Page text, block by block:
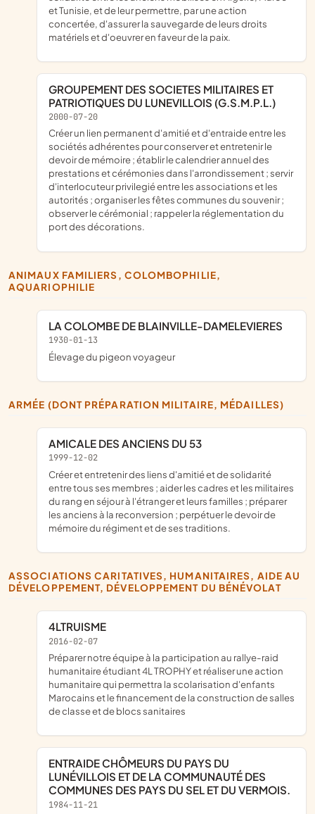
et Tunisie, et de leur permettre, par une action
concertée, d'assurer la sauvegarde de leurs droits
matériels et d'oeuvrer en faveur de la paix.
GROUPEMENT DES SOCIETES MILITAIRES ET
PATRIOTIQUES DU LUNEVILLOIS (G.S.M.P.L.)
2000-07-20
Créer un lien permanent d'amitié et d'entraide entre les
sociétés adhérentes pour conserver et entretenir le
devoir de mémoire ; établir le calendrier annuel des
prestations et cérémonies dans l'arrondissement ; servir
d'interlocuteur privilegié entre les associations et les
autorités ; organiser les fêtes communes du souvenir ;
observer le cérémonial ; rappeler la réglementation du
port des décorations.
ANIMAUX FAMILIERS, COLOMBOPHILIE,
AQUARIOPHILIE
LA COLOMBE DE BLAINVILLE-DAMELEVIERES
1930-01-13
élevage du pigeon voyageur
ARMÉE (DONT PRÉPARATION MILITAIRE, MÉDAILLES)
AMICALE DES ANCIENS DU 53
1999-12-02
Créer et entretenir des liens d'amitié et de solidarité
entre tous ses membres ; aider les cadres et les militaires
du rang en séjour à l'étranger et leurs familles ; préparer
les anciens à la reconversion ; perpétuer le devoir de
mémoire du régiment et de ses traditions.
ASSOCIATIONS CARITATIVES, HUMANITAIRES, AIDE AU
DÉVELOPPEMENT, DÉVELOPPEMENT DU BÉNÉVOLAT
4LTRUISME
2016-02-07
préparer notre équipe à la participation au rallye-raid
humanitaire étudiant 4L TROPHY et réaliser une action
humanitaire qui permettra la scolarisation d'enfants
Marocains et le financement de la construction de salles
de classe et de blocs sanitaires
ENTRAIDE CHÔMEURS DU PAYS DU
LUNÉVILLOIS ET DE LA COMMUNAUTÉ DES
COMMUNES DES PAYS DU SEL ET DU VERMOIS.
1984-11-21